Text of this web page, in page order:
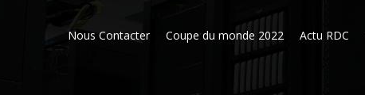
Nous Contacter Coupe du monde 2022 Actu RDC